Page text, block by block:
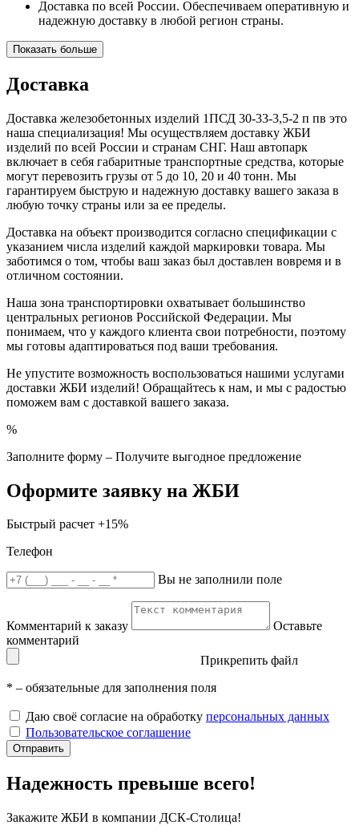
Доставка по всей России. Обеспечиваем оперативную и
надежную доставку в любой регион страны.
Показать больше
Доставка
Доставка железобетонных изделий 1ПСД 30-33-3,5-2 п пв это
наша специализация! Мы осуществляем доставку ЖБИ
изделий по всей России и странам СНГ. Наш автопарк
включает в себя габаритные транспортные средства, которые
могут перевозить грузы от 5 до 10, 20 и 40 тонн. Мы
гарантируем быструю и надежную доставку вашего заказа в
любую точку страны или за ее пределы.
Доставка на объект производится согласно спецификации с
указанием числа изделий каждой маркировки товара. Мы
заботимся о том, чтобы ваш заказ был доставлен вовремя и в
отличном состоянии.
Наша зона транспортировки охватывает большинство
центральных регионов Российской Федерации. Мы
понимаем, что у каждого клиента свои потребности, поэтому
мы готовы адаптироваться под ваши требования.
Не упустите возможность воспользоваться нашими услугами
доставки ЖБИ изделий! Обращайтесь к нам, и мы с радостью
поможем вам с доставкой вашего заказа.
%
Заполните форму – Получите выгодное предложение
Оформите заявку на ЖБИ
Быстрый расчет +15%
Телефон
Вы не заполнили поле
Комментарий к заказу
Оставьте
комментарий
Прикрепить файл
* – обязательные для заполнения поля
Даю своё согласие на обработку персональных данных
Пользовательское соглашение
Отправить
Надежность превыше всего!
Закажите ЖБИ в компании ДСК-Столица!